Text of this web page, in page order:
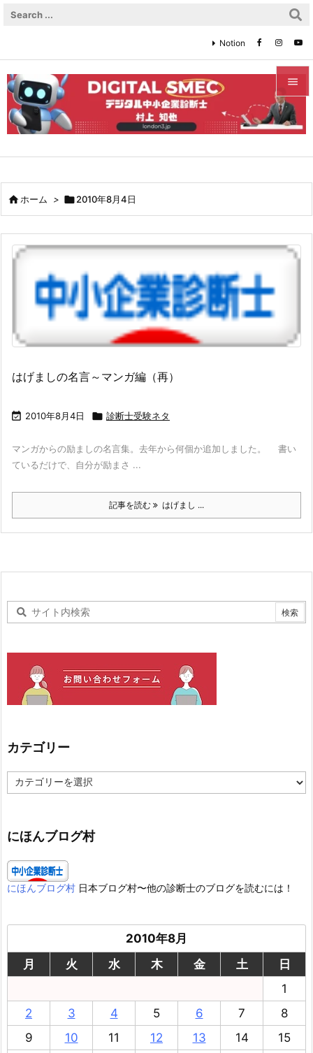


メニュ


次へ

Notion
ホーム > 2010年8月4日
はげましの名言～マンガ編（再）
 2010年8月4日  診断士受験ネタ
マンガからの励ましの名言集。去年から何個か追加しました。 書い
ているだけで、自分が励まさ ...
記事を読む はげまし ...
カテゴリー
テ
ー
にほんブログ村
にほんブログ村 日本ブログ村〜他の診断士のブログを読むには！
2010年8月
月
火 水 木 金 土
日
1
2
3 4 5 6 7
8
9
10 11 12 13 14
15